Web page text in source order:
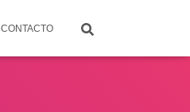
CONTACTO